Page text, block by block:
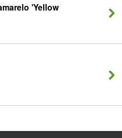
'Yellow